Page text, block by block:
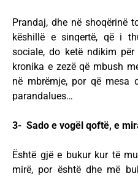
Prandaj, dhe në shoqërinë
këshillë e sinqertë, që i
sociale, do ketë ndikim
kronika e zezë që mbush
në mbrëmje, por që mesa
parandalues…
3- Sado e vogël qoftë, e
Është gjë e bukur kur të
mirë, por është dhe më